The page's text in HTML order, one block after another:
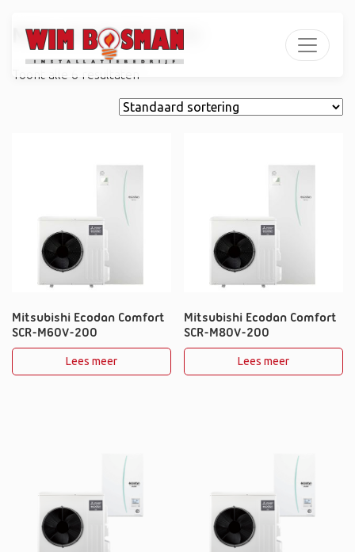
Mitsubishi Electric
Toont alle 6 resultaten
Mitsubishi Ecodan Comfort
SCR-M60V-200
Lees meer
Mitsubishi Ecodan Comfort
SCR-M80V-200
Lees meer